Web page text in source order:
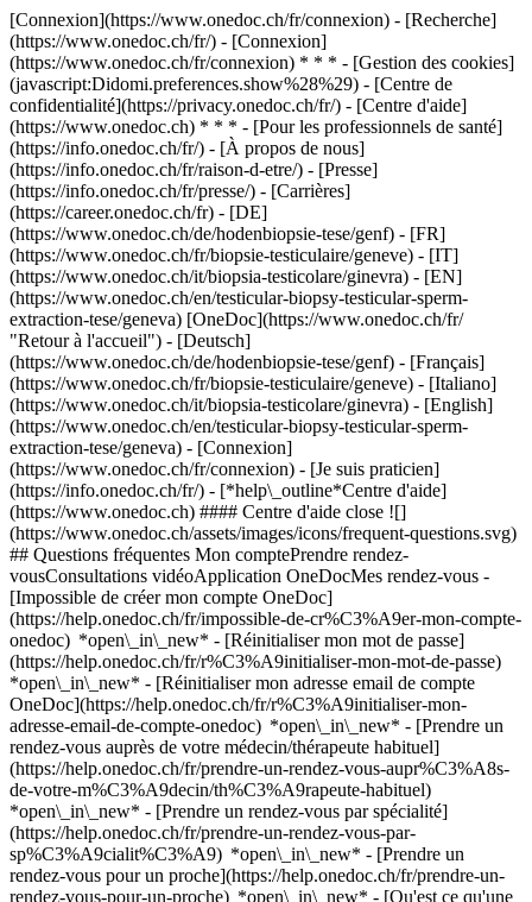
[Connexion](https://www.onedoc.ch/fr/connexion) - [Recherche]
(https://www.onedoc.ch/fr/) - [Connexion]
(https://www.onedoc.ch/fr/connexion) * * * - [Gestion des cookies]
(javascript:Didomi.preferences.show%28%29) - [Centre de
confidentialité](https://privacy.onedoc.ch/fr/) - [Centre d'aide]
(https://www.onedoc.ch) * * * - [Pour les professionnels de santé]
(https://info.onedoc.ch/fr/) - [À propos de nous]
(https://info.onedoc.ch/fr/raison-d-etre/) - [Presse]
(https://info.onedoc.ch/fr/presse/) - [Carrières]
(https://career.onedoc.ch/fr) - [DE]
(https://www.onedoc.ch/de/hodenbiopsie-tese/genf) - [FR]
(https://www.onedoc.ch/fr/biopsie-testiculaire/geneve) - [IT]
(https://www.onedoc.ch/it/biopsia-testicolare/ginevra) - [EN]
(https://www.onedoc.ch/en/testicular-biopsy-testicular-sperm-
extraction-tese/geneva) [OneDoc](https://www.onedoc.ch/fr/
"Retour à l'accueil") - [Deutsch]
(https://www.onedoc.ch/de/hodenbiopsie-tese/genf) - [Français]
(https://www.onedoc.ch/fr/biopsie-testiculaire/geneve) - [Italiano]
(https://www.onedoc.ch/it/biopsia-testicolare/ginevra) - [English]
(https://www.onedoc.ch/en/testicular-biopsy-testicular-sperm-
extraction-tese/geneva) - [Connexion]
(https://www.onedoc.ch/fr/connexion) - [Je suis praticien]
(https://info.onedoc.ch/fr/) - [*help\_outline*Centre d'aide]
(https://www.onedoc.ch) #### Centre d'aide close ![]
(https://www.onedoc.ch/assets/images/icons/frequent-questions.svg)
## Questions fréquentes Mon comptePrendre rendez-
vousConsultations vidéoApplication OneDocMes rendez-vous -
[Impossible de créer mon compte OneDoc]
(https://help.onedoc.ch/fr/impossible-de-cr%C3%A9er-mon-compte-
onedoc) *open\_in\_new* - [Réinitialiser mon mot de passe]
(https://help.onedoc.ch/fr/r%C3%A9initialiser-mon-mot-de-passe)
*open\_in\_new* - [Réinitialiser mon adresse email de compte
OneDoc](https://help.onedoc.ch/fr/r%C3%A9initialiser-mon-
adresse-email-de-compte-onedoc) *open\_in\_new* - [Prendre un
rendez-vous auprès de votre médecin/thérapeute habituel]
(https://help.onedoc.ch/fr/prendre-un-rendez-vous-aupr%C3%A8s-
de-votre-m%C3%A9decin/th%C3%A9rapeute-habituel)
*open\_in\_new* - [Prendre un rendez-vous par spécialité]
(https://help.onedoc.ch/fr/prendre-un-rendez-vous-par-
sp%C3%A9cialit%C3%A9) *open\_in\_new* - [Prendre un
rendez-vous pour un proche](https://help.onedoc.ch/fr/prendre-un-
rendez-vous-pour-un-proche) *open\_in\_new* - [Qu'est ce qu'une